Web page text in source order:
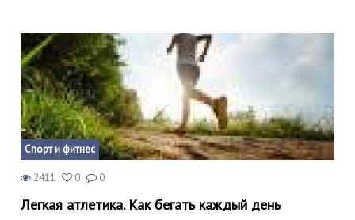
Спорт и фитнес
2411 0 0
Легкая атлетика. Как бегать каждый день